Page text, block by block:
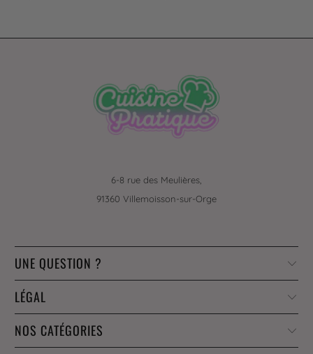
6-8 rue des Meulières,
91360 Villemoisson-sur-Orge
UNE QUESTION ?
LÉGAL
NOS CATÉGORIES